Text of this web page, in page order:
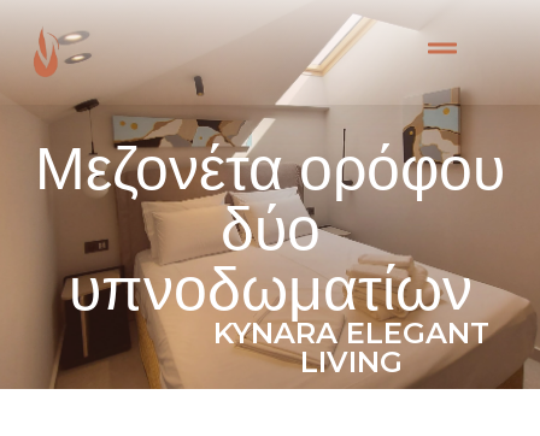
Μεζονέτα ορόφου
δύο
υπνοδωματίων
KYNARA ELEGANT
LIVING